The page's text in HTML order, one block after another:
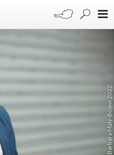
Barbara Maly-Bowie 2022